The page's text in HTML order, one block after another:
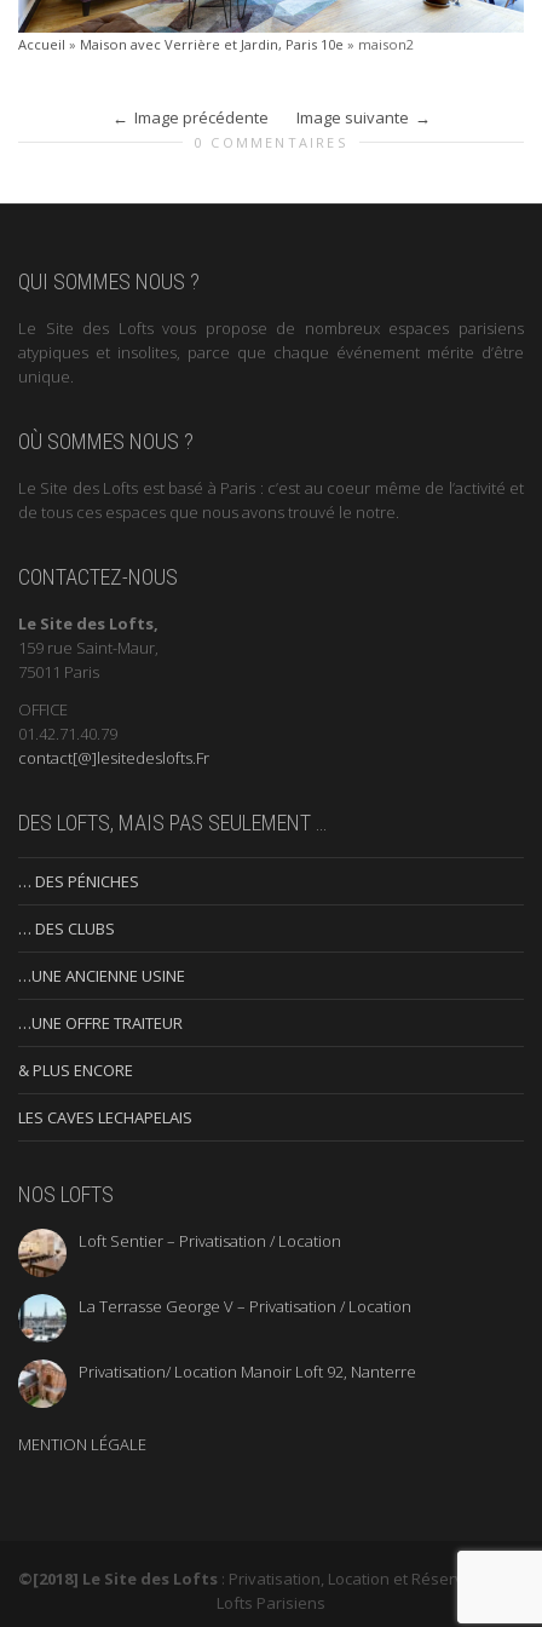
Accueil » Maison avec Verrière et Jardin, Paris 10e » maison2
Image précédente Image suivante
0 COMMENTAIRES
QUI SOMMES NOUS ?
Le Site des Lofts vous propose de nombreux espaces parisiens
atypiques et insolites, parce que chaque événement mérite d’être
unique.
OÙ SOMMES NOUS ?
Le Site des Lofts est basé à Paris : c’est au coeur même de l’activité et
de tous ces espaces que nous avons trouvé le notre.
CONTACTEZ-NOUS
Le Site des Lofts,
159 rue Saint-Maur,
75011 Paris
OFFICE
01.42.71.40.79
contact[@]lesitedeslofts.Fr
DES LOFTS, MAIS PAS SEULEMENT …
… DES PÉNICHES
… DES CLUBS
…UNE ANCIENNE USINE
…UNE OFFRE TRAITEUR
& PLUS ENCORE
LES CAVES LECHAPELAIS
NOS LOFTS
Loft Sentier – Privatisation / Location
La Terrasse George V – Privatisation / Location
Privatisation/ Location Manoir Loft 92, Nanterre
MENTION LÉGALE
©[2018] Le Site des Lofts : Privatisation, Location et Réservation de
Lofts Parisiens